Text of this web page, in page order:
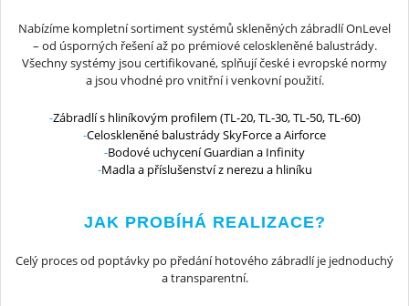
Nabízíme kompletní sortiment systémů skleněných zábradlí OnLevel
– od úsporných řešení až po prémiové celoskleněné balustrády.
Všechny systémy jsou certifikované, splňují české i evropské normy
a jsou vhodné pro vnitřní i venkovní použití.
Zábradlí s hliníkovým profilem (TL-20, TL-30, TL-50, TL-60)
Celoskleněné balustrády SkyForce a Airforce
Bodové uchycení Guardian a Infinity
Madla a příslušenství z nerezu a hliníku
JAK PROBÍHÁ REALIZACE?
Celý proces od poptávky po předání hotového zábradlí je jednoduchý
a transparentní.